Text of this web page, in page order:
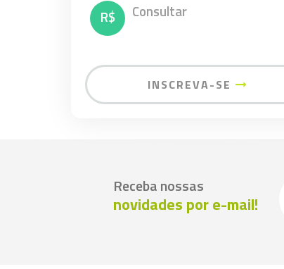
R$ Consultar
INSCREVA-SE
Receba nossas
novidades por e-mail!